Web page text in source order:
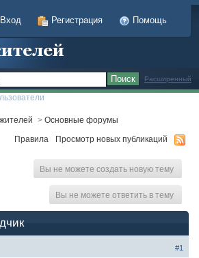
Вход Регистрация Помощь
Расширенный
> Основные форумы
Правила
Просмотр новых публикаций
Вы не можете создать новую тему
Вы не можете ответить в тему
#1